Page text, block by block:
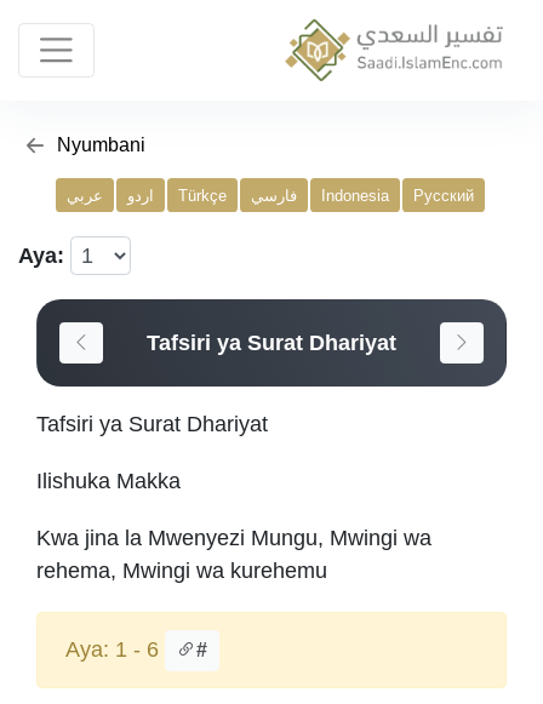
Nyumbani
عربي اردو Türkçe فارسي Indonesia Русский
Aya:
Tafsiri ya Surat Dhariyat
Tafsiri ya Surat Dhariyat
Ilishuka Makka
Kwa jina la Mwenyezi Mungu, Mwingi wa
rehema, Mwingi wa kurehemu
Aya: 1 - 6 #